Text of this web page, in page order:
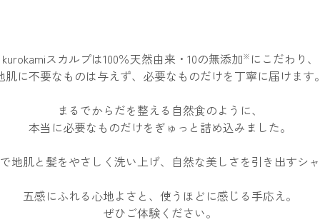
kurokamiスカルプは100％天然由来・10の無添加※ にこだわり、
肌に不要なものは与えず、必要なものだけを丁寧に届けます。
まるでからだを整える自然食のように、
本当に必要なものだけをぎゅっと詰め込みました。
地肌と髪をやさしく洗い上げ、自然な美しさを引き出すシャ
五感にふれる心地よさと、使うほどに感じる手応え。
ぜひご体験ください。